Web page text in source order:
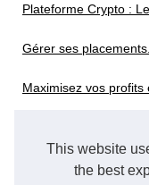
This website
the best
Plateforme Crypto :
Gérer ses
Maximisez vos profits